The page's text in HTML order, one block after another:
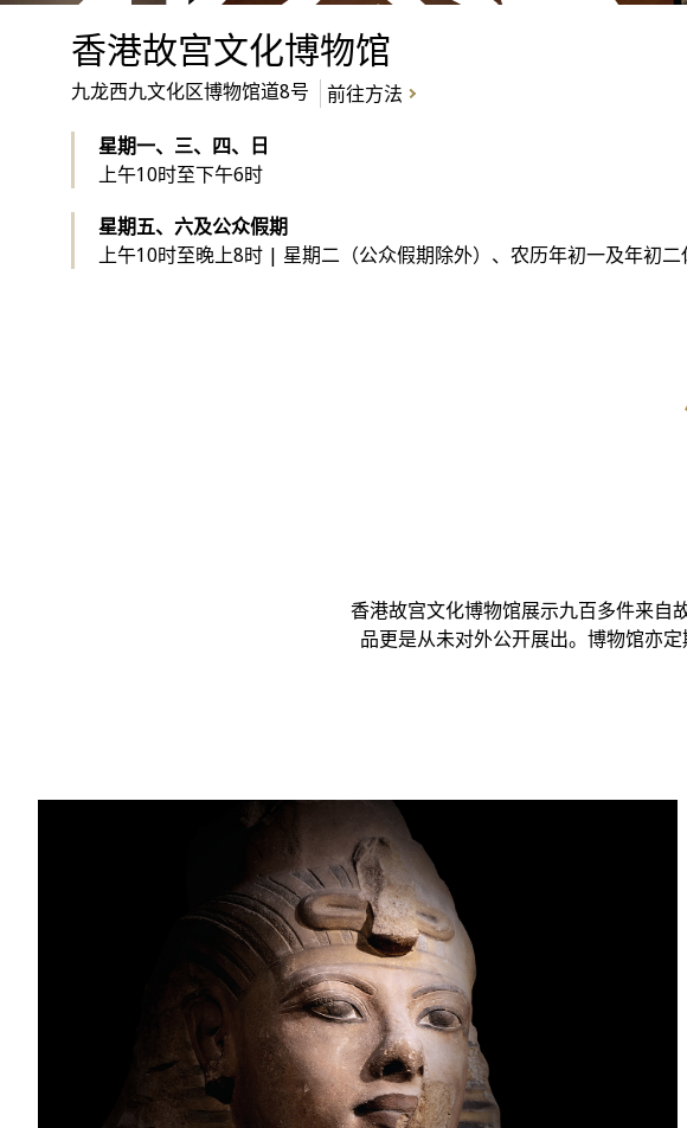
与互鉴
香港故宫文化博物馆
九龙西九文化区博物馆道8号
前往方法
星期一、三、四、日
上午10时至下午6时
星期五、六及公众假期
上午10时至晚上8时 | 星期二（公众假期除外）、农历年初一及年初二
香港故宫文化博物馆展示九百多件来自
品更是从未对外公开展出。博物馆亦